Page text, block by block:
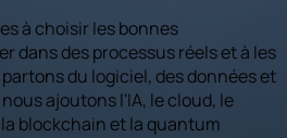
à choisir les bonnes
dans des processus réels et à les
du logiciel, des données et
ajoutons l'IA, le cloud, le
blockchain et la quantum